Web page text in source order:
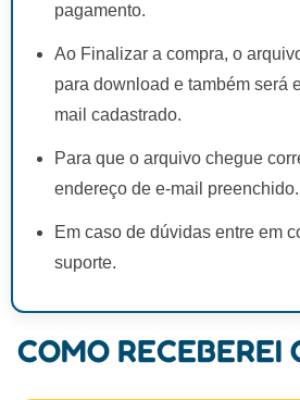
pagamento.
Ao Finalizar a compra, o
para download e também será
mail cadastrado.
Para que o arquivo chegue
endereço de e-mail preenchido.
Em caso de dúvidas entre em
suporte.
COMO RECEBEREI